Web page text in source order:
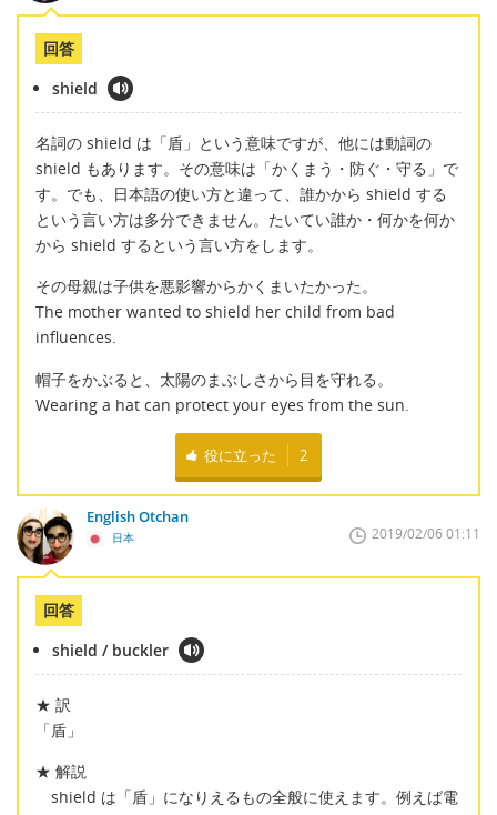
回答
shield
名詞の shield は「盾」という意味ですが、他には動詞の
shield もあります。その意味は「かくまう・防ぐ・守る」で
す。でも、日本語の使い方と違って、誰かから shield する
という言い方は多分できません。たいてい誰か・何かを何か
から shield するという言い方をします。
その母親は子供を悪影響からかくまいたかった。
The mother wanted to shield her child from bad
influences.
帽子をかぶると、太陽のまぶしさから目を守れる。
Wearing a hat can protect your eyes from the sun.
役に立った 2
English Otchan
日本 2019/02/06 01:11
回答
shield / buckler
★ 訳
「盾」
★ 解説
shield は「盾」になりえるもの全般に使えます。例えば電